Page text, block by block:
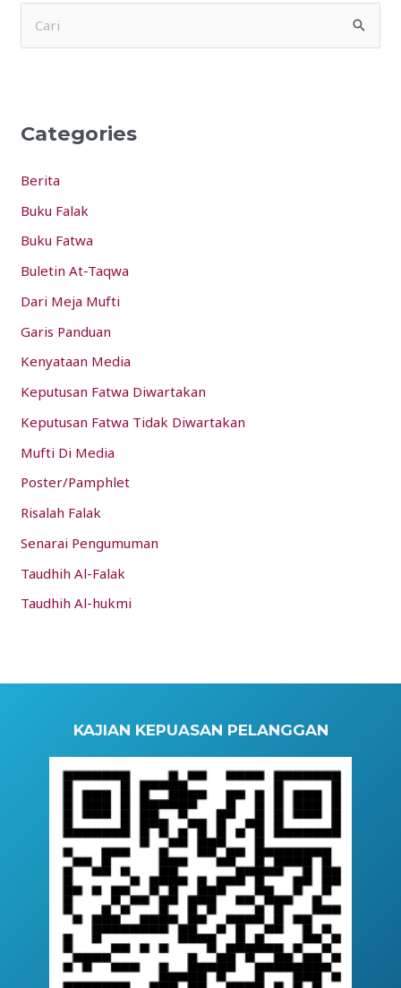
c
f
o
r
:
Categories
Berita
Buku Falak
Buku Fatwa
Buletin At-Taqwa
Dari Meja Mufti
Garis Panduan
Kenyataan Media
Keputusan Fatwa Diwartakan
Keputusan Fatwa Tidak Diwartakan
Mufti Di Media
Poster/Pamphlet
Risalah Falak
Senarai Pengumuman
Taudhih Al-Falak
Taudhih Al-hukmi
KAJIAN KEPUASAN PELANGGAN